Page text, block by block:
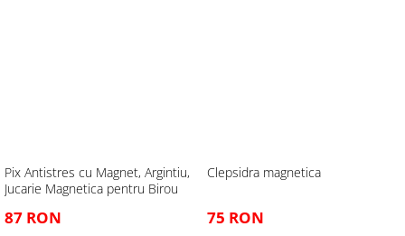
Pix Antistres cu Magnet, Argintiu,
Jucarie Magnetica pentru Birou
87 RON
Clepsidra magnetica
75 RON